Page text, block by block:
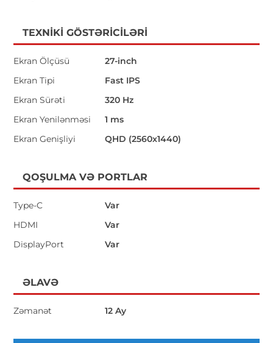
TEXNIKI GÖSTƏRICILƏRI
Ekran Ölçüsü
27-inch
Ekran Tipi
Fast IPS
Ekran Sürəti
320 Hz
Ekran Yenilənməsi
1 ms
Ekran Genişliyi
QHD (2560x1440)
QOŞULMA VƏ PORTLAR
Type-C
Var
HDMI
Var
DisplayPort
Var
ƏLAVƏ
Zəmanət 12 Ay